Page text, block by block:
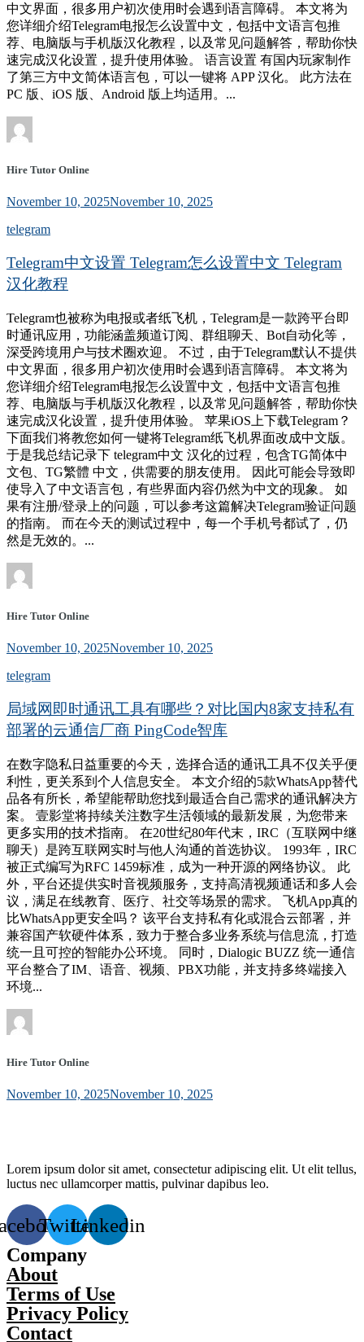
中文界面，很多用户初次使用时会遇到语言障碍。 本文将为
您详细介绍Telegram电报怎么设置中文，包括中文语言包推
荐、电脑版与手机版汉化教程，以及常见问题解答，帮助你快
速完成汉化设置，提升使用体验。 语言设置 有国内玩家制作
了第三方中文简体语言包，可以一键将 APP 汉化。 此方法在
PC 版、iOS 版、Android 版上均适用。...
Hire Tutor Online
November 10, 2025November 10, 2025
telegram
Telegram中文设置 Telegram怎么设置中文 Telegram
汉化教程
Telegram也被称为电报或者纸飞机，Telegram是一款跨平台即
时通讯应用，功能涵盖频道订阅、群组聊天、Bot自动化等，
深受跨境用户与技术圈欢迎。 不过，由于Telegram默认不提供
中文界面，很多用户初次使用时会遇到语言障碍。 本文将为
您详细介绍Telegram电报怎么设置中文，包括中文语言包推
荐、电脑版与手机版汉化教程，以及常见问题解答，帮助你快
速完成汉化设置，提升使用体验。 苹果iOS上下载Telegram？
下面我们将教您如何一键将Telegram纸飞机界面改成中文版。
于是我总结记录下 telegram中文 汉化的过程，包含TG简体中
文包、TG繁體 中文，供需要的朋友使用。 因此可能会导致即
使导入了中文语言包，有些界面内容仍然为中文的现象。 如
果有注册/登录上的问题，可以参考这篇解决Telegram验证问题
的指南。 而在今天的测试过程中，每一个手机号都试了，仍
然是无效的。...
Hire Tutor Online
November 10, 2025November 10, 2025
telegram
局域网即时通讯工具有哪些？对比国内8家支持私有
部署的云通信厂商 PingCode智库
在数字隐私日益重要的今天，选择合适的通讯工具不仅关乎便
利性，更关系到个人信息安全。 本文介绍的5款WhatsApp替代
品各有所长，希望能帮助您找到最适合自己需求的通讯解决方
案。 壹影堂将持续关注数字生活领域的最新发展，为您带来
更多实用的技术指南。 在20世纪80年代末，IRC（互联网中继
聊天）是跨互联网实时与他人沟通的首选协议。 1993年，IRC
被正式编写为RFC 1459标准，成为一种开源的网络协议。 此
外，平台还提供实时音视频服务，支持高清视频通话和多人会
议，满足在线教育、医疗、社交等场景的需求。 飞机App真的
比WhatsApp更安全吗？ 该平台支持私有化或混合云部署，并
兼容国产软硬件体系，致力于整合多业务系统与信息流，打造
统一且可控的智能办公环境。 同时，Dialogic BUZZ 统一通信
平台整合了IM、语音、视频、PBX功能，并支持多终端接入
环境...
Hire Tutor Online
November 10, 2025November 10, 2025
Lorem ipsum dolor sit amet, consectetur adipiscing elit. Ut elit tellus,
luctus nec ullamcorper mattis, pulvinar dapibus leo.
TwitterLinkedin
Company
About
Terms of Use
Privacy Policy
Contact